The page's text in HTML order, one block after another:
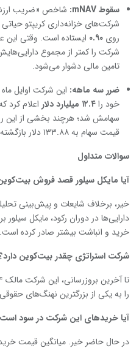
سقوطmNAV:
روی ۰.۹۰
شرکت را کمتر از مجموع
تامین مالی دشوار می‌شود.
ضرر سه ماهه:
خود را۱۲.۴ میلیارد دلار
سهامش شد؛ هرچند بخشی از این
قیمت سهام به ۱۳۳.۸۸ دلار بازگشته است.
سوالات متداول
آیا مایکل سیلور قصد فروش
خیر، برخلاف شایعات و پیش‌بینی
دارایی‌ها در دوران رکود، مایکل
خرید و انباشت بیشتر صادر کرده است.
شرکت استراتژی چقدر بیت‌کوین
را به یکی از بزرگترین نهنگ‌های
آیا خریدهای این شرکت در سود